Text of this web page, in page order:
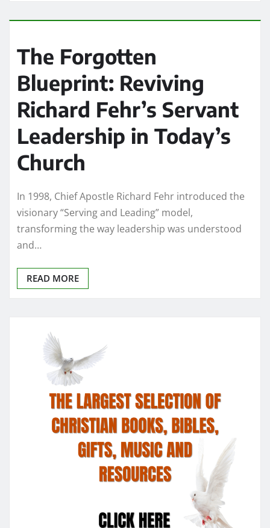
The Forgotten
Blueprint: Reviving
Richard Fehr’s Servant
Leadership in Today’s
Church
In 1998, Chief Apostle Richard Fehr introduced the
visionary “Serving and Leading” model,
transforming the way leadership was understood
and…
READ MORE